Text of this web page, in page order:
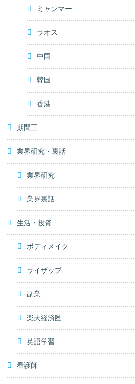
ミャンマー
ラオス
中国
韓国
香港
期間工
業界研究・裏話
業界研究
業界裏話
生活・投資
ボディメイク
ライザップ
副業
楽天経済圏
英語学習
看護師